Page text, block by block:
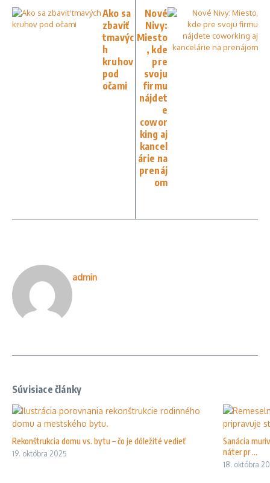
Ako sa
zbaviť
tmavýc
h
kruhov
pod
očami
Nové
Nivy:
Miesto
, kde
pre
svoju
firmu
nájdet
e
cowor
king aj
kancel
árie na
prenáj
om
admin
Súvisiace články
Rekonštrukcia domu vs. bytu – čo je dôležité vedieť
19. októbra 2025
Sanácia
náter pr ...
18. októbra